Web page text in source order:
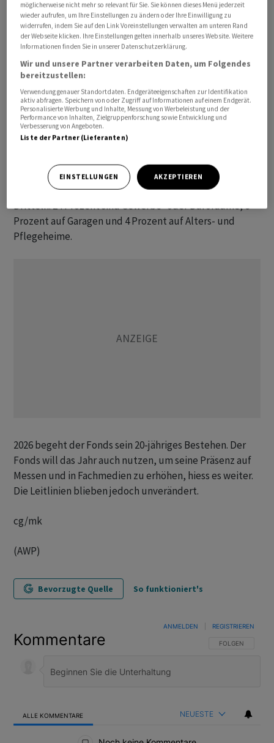
von neuen Aktien wählen.
Der Wert der direkt verwalteten Immobilien liege bei
knapp 1,5 Milliarden Franken, was einem Plus von 4,7
Prozent entspreche, hiess es. Das gesamte
Milliarden.
Per Ende März 2026 umfasste das Portfolio 96
Immobilien in 12 Kantonen. Besonders stark vertreten
Immobilien, es folgen Genf und Neuenburg mit je 23
Prozent. Der Anteil Wohnimmobilien liege bei zwei
Dritteln. 24 Prozent sind Gewerbe- oder Büroräume, 6
Prozent auf Garagen und 4 Prozent auf Alters- und
Pflegeheime.
2026 begeht der Fonds sein 20-jähriges Bestehen. Der
Fonds will das Jahr auch nutzen, um seine Präsenz auf
Messen und in Fachmedien zu erhöhen, hiess es weiter.
Die Leitlinien blieben jedoch unverändert.
cg/mk
(AWP)
Bevorzugte Quelle So funktioniert's
Kommentare FOLGE DIESER
FOLGEN
ANMELDEN REGISTRIEREN
ALLE KOMMENTARE NEUESTE
möglicherweise nicht mehr so relevant für Sie. Sie können dieses Menü jederzeit
wieder aufrufen, um Ihre Einstellungen zu ändern oder Ihre Einwilligung zu
widerrufen, indem Sie auf den Link Voreinstellungen verwalten am unteren Rand
der Webseite klicken. Ihre Einstellungen gelten innerhalb unseres Website. Weitere
Informationen finden Sie in unserer Datenschutzerklärung.
Wir und unsere Partner verarbeiten Daten, um Folgendes
bereitzustellen:
Verwendung genauer Standortdaten. Endgeräteeigenschaften zur Identifikation
aktiv abfragen. Speichern von oder Zugriff auf Informationen auf einem Endgerät.
Personalisierte Werbung und Inhalte, Messung von Werbeleistung und der
Performance von Inhalten, Zielgruppenforschung sowie Entwicklung und
Verbesserung von Angeboten.
Liste der Partner (Lieferanten)
EINSTELLUNGEN AKZEPTIEREN